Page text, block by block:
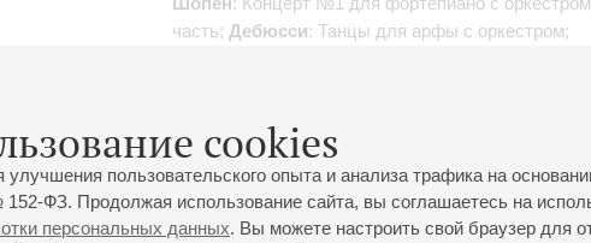
cookies
пользовательского опыта и анализа трафика на
ФЗ. Продолжая использование сайта, вы соглашаетесь на
персональных данных. Вы можете настроить свой браузер для
часть; Дебюсси: Танцы для арфы с оркестром;
Концерт для скрипки с оркестром, I часть